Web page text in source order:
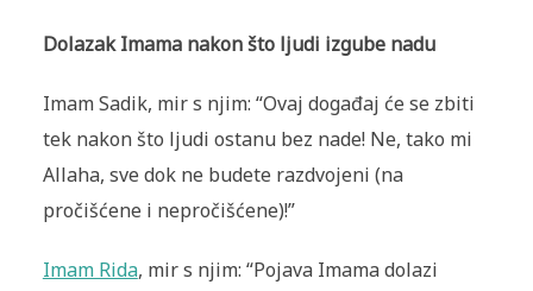
Dolazak Imama nakon što ljudi izgube nadu
Imam Sadik, mir s njim: “Ovaj događaj će se zbiti
tek nakon što ljudi ostanu bez nade! Ne, tako mi
Allaha, sve dok ne budete razdvojeni (na
pročišćene i nepročišćene)!”
Imam Rida, mir s njim: “Pojava Imama dolazi